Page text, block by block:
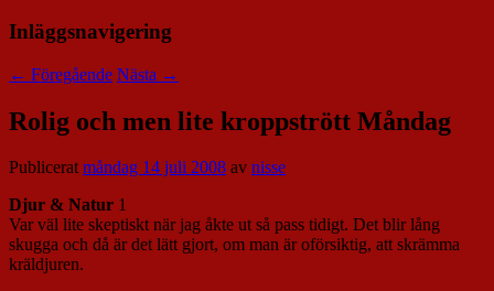
Inläggsnavigering
← Föregående Nästa →
Rolig och men lite kroppstrött Måndag
Publiceratmåndag 14 juli 2008 av nisse
Djur & Natur 1
Var väl lite skeptiskt när jag åkte ut så pass tidigt. Det blir lång
skugga och då är det lätt gjort, om man är oförsiktig, att skrämma
kräldjuren.